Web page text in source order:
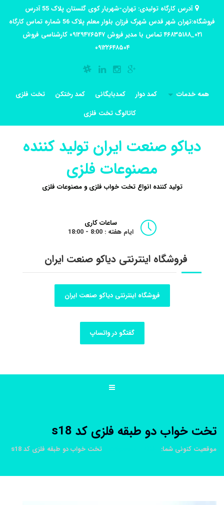
آدرس کارگاه تولیدی: تهران-شهریار کوی گلستان پلاک 55 آدرس
فروشگاه:تهران شهر قدس شهرک فرزان بلوار معلم پلاک 56 شماره تماس کارگاه
۰۲۱_۴۶۸۳۵۱۸۸ تماس با مدیر فروش ۰۹۱۲۹۴۷۶۵۴۷ کارشناسی فروش
۰۹۱۲۲۶۴۸۵۰۴
همه خدمات کمد دوار کمدبایگانی کمد رختکن
تخت فلزی
کاتالوگ تخت فلزی
دیاکو صنعت ایران تولید کننده
مصنوعات فلزی
تولید کننده انواع تخت خواب فلزی و مصنوعات فلزی
ساعات کاری
ایام هفته : 8:00 - 18:00
فروشگاه اینترنتی دیاکو صنعت ایران
فروشگاه اینترنتی دیاکو صنعت ایران
گفتگو در واتساپ
تخت خواب دو طبقه فلزی کد s18
موقعیت کنونی شما: تخت خواب دو طبقه فلزی کد s18